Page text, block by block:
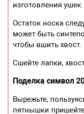
изготовления
Остаток носка
может быть
чтобы вшить хвост.
Сшейте лапки,
Поделка символ
Вырежьте,
пятнышки